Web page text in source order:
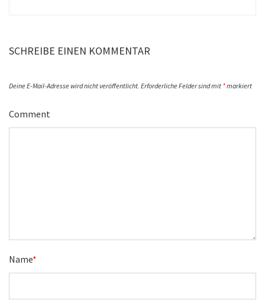
SCHREIBE EINEN KOMMENTAR
Deine E-Mail-Adresse wird nicht veröffentlicht. Erforderliche Felder sind mit *markiert
Comment
Name*